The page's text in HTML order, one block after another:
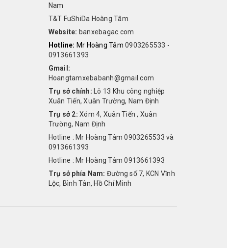
Nam
T&T FuShiDa Hoàng Tâm
Website: banxebagac.com
Hotline: Mr Hoàng Tâm 0903265533 -
0913661393
Gmail:
Hoangtamxebabanh@gmail.com
Trụ sở chính: Lô 13 Khu công nghiệp
Xuân Tiến, Xuân Trường, Nam Định
Trụ sở 2: Xóm 4, Xuân Tiến , Xuân
Trường, Nam Định
Hotline : Mr Hoàng Tâm 0903265533 và
0913661393
Hotline : Mr Hoàng Tâm 0913661393
Trụ sở phía Nam: Đường số 7, KCN Vĩnh
Lộc, Bình Tân, Hồ Chí Minh